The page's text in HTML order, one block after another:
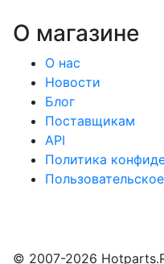
О магазине
О нас
Новости
Блог
Поставщикам
API
Политика
© 2007-2026